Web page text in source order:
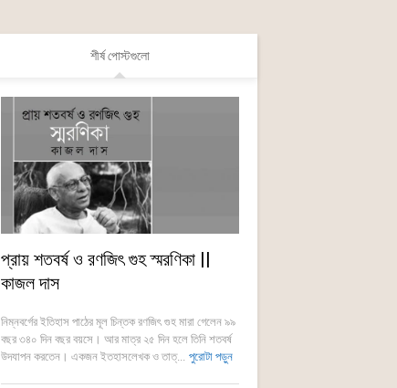
শীর্ষ পোস্টগুলো
প্রায় শতবর্ষ ও রণজিৎ গুহ স্মরণিকা ||
কাজল দাস
নিম্নবর্গের ইতিহাস পাঠের মূল চিন্তক রণজিৎ গুহ মারা গেলেন ৯৯
বছর ৩৪০ দিন বছর বয়সে। আর মাত্র ২৫ দিন হলে তিনি শতবর্ষ
উদযাপন করতেন। একজন ইতহাসলেখক ও তাত্... পুরোটা পড়ুন